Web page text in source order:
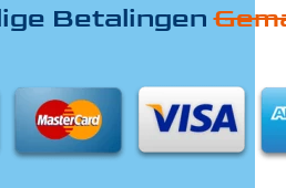
Betalingen